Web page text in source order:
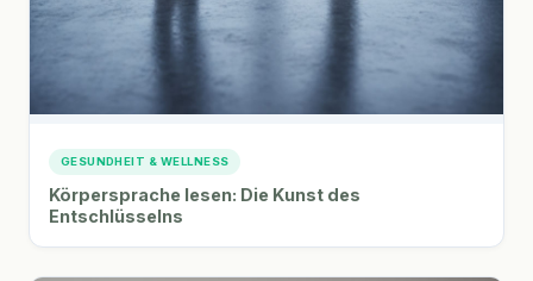
GESUNDHEIT & WELLNESS
Körpersprache lesen: Die Kunst des
Entschlüsselns